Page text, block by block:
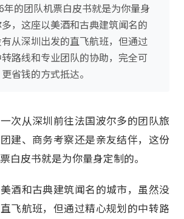
年的团队机票白皮书就是为你量身
，这座以美酒和古典建筑闻名的
从深圳出发的直飞航班，但通过
路线和专业团队的协助，完全可
省钱的方式抵达。
次从深圳前往法国波尔多的团队旅
建、商务考察还是亲友结伴，这份
白皮书就是为你量身定制的。
酒和古典建筑闻名的城市，虽然没
飞航班，但通过精心规划的中转路